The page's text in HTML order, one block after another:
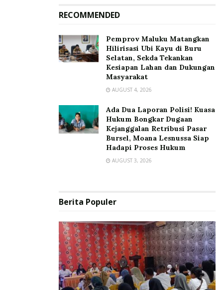
RECOMMENDED
‎Pemprov Maluku Matangkan
Hilirisasi Ubi Kayu di Buru
Selatan, Sekda Tekankan
Kesiapan Lahan dan Dukungan
Masyarakat
AUGUST 4, 2026
Ada Dua Laporan Polisi! Kuasa
Hukum Bongkar Dugaan
Kejanggalan Retribusi Pasar
Bursel, Moana Lesnussa Siap
Hadapi Proses Hukum
AUGUST 3, 2026
Berita Populer